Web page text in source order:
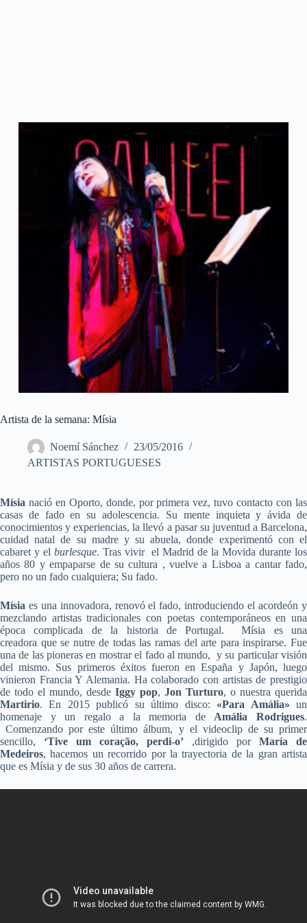
Artista de la semana: Mísia
Noemí Sánchez
23/05/2016
ARTISTAS PORTUGUESES
Mísia nació en Oporto, donde, por primera vez, tuvo contacto con las
casas de fado en su adolescencia. Su mente inquieta y ávida de
conocimientos y experiencias, la llevó a pasar su juventud a Barcelona,
cuidad natal de su madre y su abuela, donde experimentó con el
cabaret y el burlesque. Tras vivir el Madrid de la Movida durante los
años 80 y empaparse de su cultura , vuelve a Lisboa a cantar fado,
pero no un fado cualquiera; Su fado.
Mísia es una innovadora, renovó el fado, introduciendo el acordeón y
mezclando artistas tradicionales con poetas contemporáneos en una
época complicada de la historia de Portugal. Mísia es una
creadora que se nutre de todas las ramas del arte para inspirarse. Fue
una de las pioneras en mostrar el fado al mundo, y su particular visión
del mismo. Sus primeros éxitos fueron en España y Japón, luego
vinieron Francia Y Alemania. Ha colaborado con artistas de prestigio
de todo el mundo, desde Iggy pop, Jon Turturo, o nuestra querida
Martirio. En 2015 publicó su último disco: «Para Amália» un
homenaje y un regalo a la memoria de Amália Rodrigues.
Comenzando por este último álbum, y el videoclip de su primer
sencillo, ‘Tive um coração, perdi-o’ ,dirigido por María de
Medeiros, hacemos un recorrido por la trayectoria de la gran artista
que es Mísia y de sus 30 años de carrera.